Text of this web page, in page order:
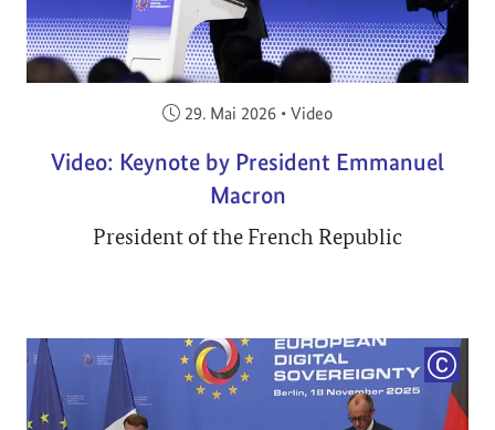
Veröffentlicht am:
29. Mai 2026 • Video
Video: Keynote by President Emmanuel
Macron
President of the French Republic